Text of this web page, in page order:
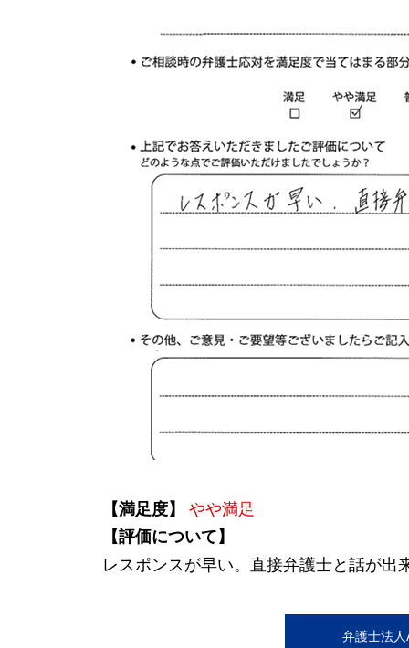
【満足度】
やや満足
【評価について】
レスポンスが早い。直接弁護士と話が出
弁護士法